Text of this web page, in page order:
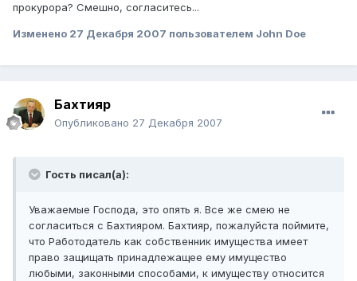
прокурора? Смешно, согласитесь...
Изменено 27 Декабря 2007 пользователем John Doe
Бахтияр
Опубликовано 27 Декабря 2007
Гость писал(а):
Уважаемые Господа, это опять я. Все же смею не
согласиться с Бахтияром. Бахтияр, пожалуйста поймите,
что Работодатель как собственник имущества имеет
право защищать принадлежащее ему имущество
любыми, законными способами, к имуществу относится